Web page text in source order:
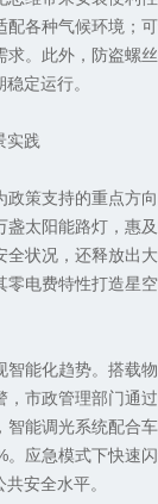
配各种气候环境；
求。此外，防盗螺
定运行。
践
支持的重点方向
盏太阳能路灯，惠
全状况，还释放出
零电费特性打造星
能化趋势。搭载物
，市政管理部门通
智能调光系统配合
。应急模式下快速
安全水平。